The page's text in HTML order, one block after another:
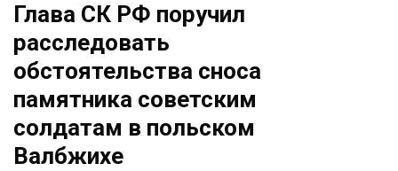
Глава СК РФ поручил
расследовать
обстоятельства сноса
памятника советским
солдатам в польском
Валбжихе